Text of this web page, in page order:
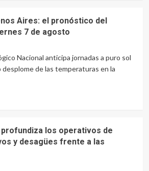
Aires: el pronóstico del
7 de agosto
Nacional anticipa jornadas a puro sol
desplome de las temperaturas en la
los operativos de
y desagües frente a las